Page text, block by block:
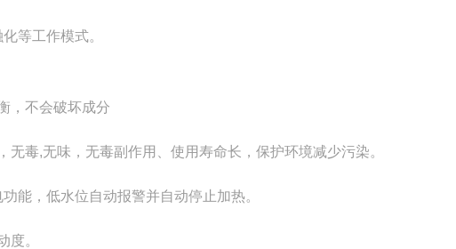
等工作模式。
，不会破坏成分
毒,无味，无毒副作用、使用寿命长，保护环境减少污染。
能，低水位自动报警并自动停止加热。
度。